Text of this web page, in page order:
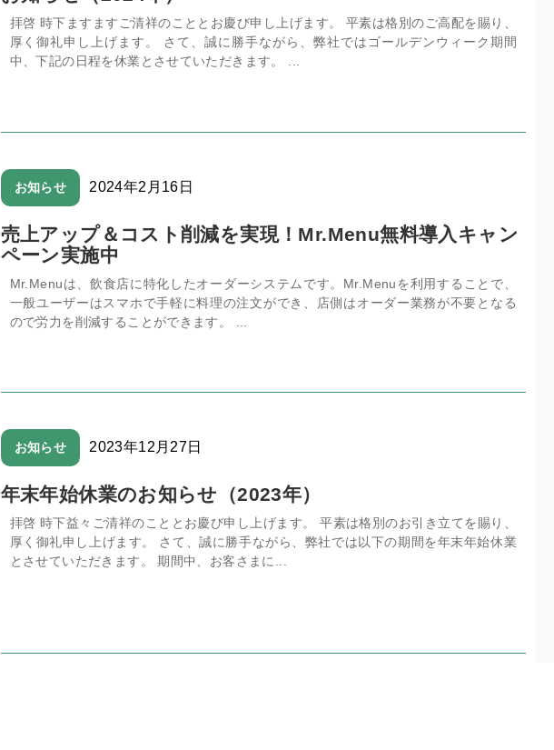
拝啓 時下ますますご清祥のこととお慶び申し上げます。 平素は格別のご高配を賜り、
厚く御礼申し上げます。 さて、誠に勝手ながら、弊社ではゴールデンウィーク期間
中、下記の日程を休業とさせていただきます。 ...
お知らせ 2024年2月16日
売上アップ＆コスト削減を実現！Mr.Menu無料導入キャン
ペーン実施中
Mr.Menuは、飲食店に特化したオーダーシステムです。Mr.Menuを利用することで、
一般ユーザーはスマホで手軽に料理の注文ができ、店側はオーダー業務が不要となる
ので労力を削減することができます。 ...
お知らせ 2023年12月27日
年末年始休業のお知らせ（2023年）
拝啓 時下益々ご清祥のこととお慶び申し上げます。 平素は格別のお引き立てを賜り、
厚く御礼申し上げます。 さて、誠に勝手ながら、弊社では以下の期間を年末年始休業
とさせていただきます。 期間中、お客さまに...